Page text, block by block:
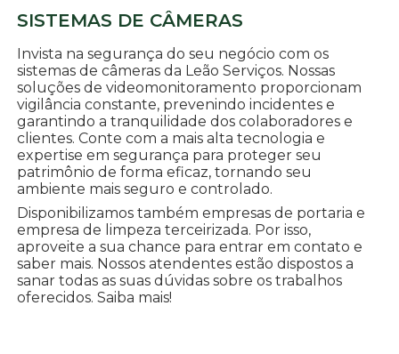
SISTEMAS DE CÂMERAS
Invista na segurança do seu negócio com os
sistemas de câmeras da Leão Serviços. Nossas
soluções de videomonitoramento proporcionam
vigilância constante, prevenindo incidentes e
garantindo a tranquilidade dos colaboradores e
clientes. Conte com a mais alta tecnologia e
expertise em segurança para proteger seu
patrimônio de forma eficaz, tornando seu
ambiente mais seguro e controlado.
Disponibilizamos também empresas de portaria e
empresa de limpeza terceirizada. Por isso,
aproveite a sua chance para entrar em contato e
saber mais. Nossos atendentes estão dispostos a
sanar todas as suas dúvidas sobre os trabalhos
oferecidos. Saiba mais!